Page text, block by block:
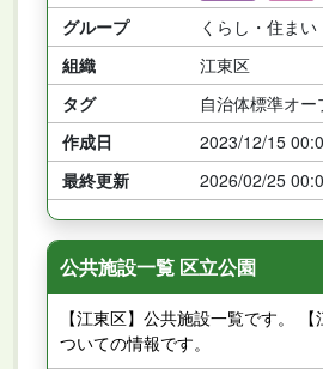
グループ
くらし・住まい
組織
江東区
タグ
自治体標準オ
作成日
2023/12/15
最終更新
2026/02/25
公共施設一覧 区立公園
【江東区】公共施設一覧です。
ついての情報です。